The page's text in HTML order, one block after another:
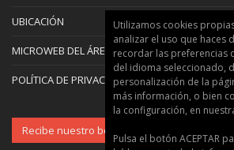
UBICACIÓN
MICROWEB DEL ÁREA
POLÍTICA DE PRIVACIDAD Y COOKIES
Recibe nuestro boletín
Utilizamos cookies
analizar el uso que haces
recordar las preferencias
del idioma seleccionado,
personalización de la
más información, o bien
la configuración, en
Pulsa el botón ACEPTAR